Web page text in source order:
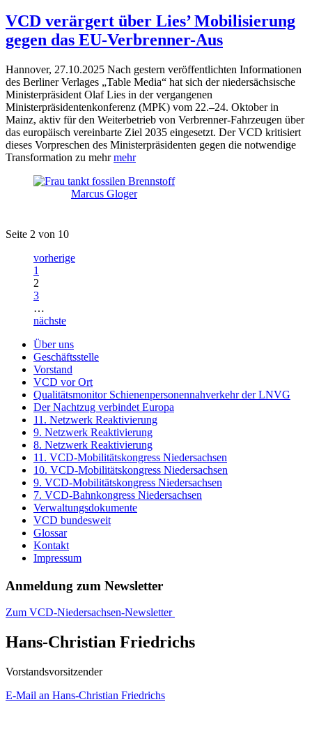
VCD verärgert über Lies’ Mobilisierung
gegen das EU-Verbrenner-Aus
Hannover, 27.10.2025 Nach gestern veröffentlichten Informationen
des Berliner Verlages „Table Media“ hat sich der niedersächsische
Ministerpräsident Olaf Lies in der vergangenen
Ministerpräsidentenkonferenz (MPK) vom 22.–24. Oktober in
Mainz, aktiv für den Weiterbetrieb von Verbrenner-Fahrzeugen über
das europäisch vereinbarte Ziel 2035 eingesetzt. Der VCD kritisiert
dieses Vorpreschen des Ministerpräsidenten gegen die notwendige
Transformation zu mehrmehr
Marcus Gloger
Seite 2 von 10
vorherige
1
2
3
…
nächste
Über uns
Geschäftsstelle
Vorstand
VCD vor Ort
Qualitätsmonitor Schienenpersonennahverkehr der LNVG
Der Nachtzug verbindet Europa
11. Netzwerk Reaktivierung
9. Netzwerk Reaktivierung
8. Netzwerk Reaktivierung
11. VCD-Mobilitätskongress Niedersachsen
10. VCD-Mobilitätskongress Niedersachsen
9. VCD-Mobilitätskongress Niedersachsen
7. VCD-Bahnkongress Niedersachsen
Verwaltungsdokumente
VCD bundesweit
Glossar
Kontakt
Impressum
Anmeldung zum Newsletter
Zum VCD-Niedersachsen-Newsletter
Hans-Christian Friedrichs
Vorstandsvorsitzender
E-Mail an Hans-Christian Friedrichs